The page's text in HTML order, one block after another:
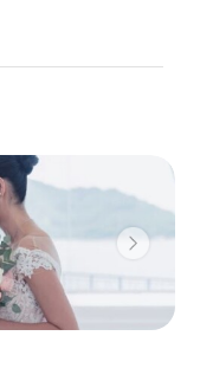
Next